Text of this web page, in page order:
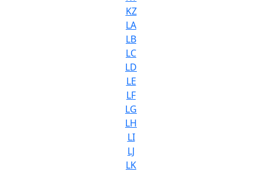
KZ
LA
LB
LC
LD
LE
LF
LG
LH
LI
LJ
LK